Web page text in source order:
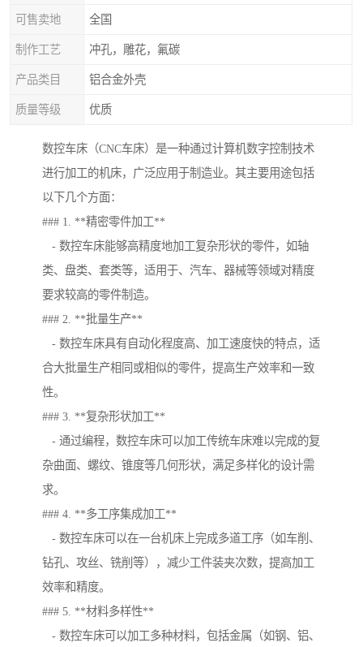
可售卖地 全国
制作工艺 冲孔，雕花，氟碳
产品类目 铝合金外壳
质量等级 优质
数控车床（CNC车床）是一种通过计算机数字控制技术
进行加工的机床，广泛应用于制造业。其主要用途包括
以下几个方面：
### 1. **精密零件加工**
- 数控车床能够高精度地加工复杂形状的零件，如轴
类、盘类、套类等，适用于、汽车、器械等领域对精度
要求较高的零件制造。
### 2. **批量生产**
- 数控车床具有自动化程度高、加工速度快的特点，适
合大批量生产相同或相似的零件，提高生产效率和一致
性。
### 3. **复杂形状加工**
- 通过编程，数控车床可以加工传统车床难以完成的复
杂曲面、螺纹、锥度等几何形状，满足多样化的设计需
求。
### 4. **多工序集成加工**
- 数控车床可以在一台机床上完成多道工序（如车削、
钻孔、攻丝、铣削等），减少工件装夹次数，提高加工
效率和精度。
### 5. **材料多样性**
- 数控车床可以加工多种材料，包括金属（如钢、铝、